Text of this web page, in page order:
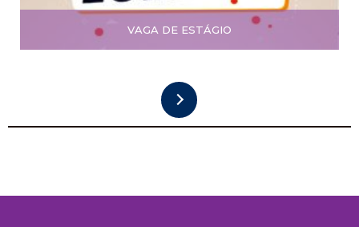
VAGA DE ESTÁGIO